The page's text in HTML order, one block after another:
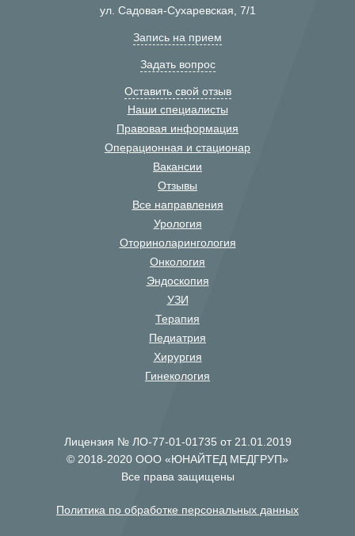
ул. Садовая-Сухаревская, 7/1
Запись на прием
Задать вопрос
Оставить свой отзыв
Наши специалисты
Правовая информация
Операционная и стационар
Вакансии
Отзывы
Все направления
Урология
Оториноларингология
Онкология
Эндоскопия
УЗИ
Терапия
Педиатрия
Хирургия
Гинекология
Лицензия № ЛО-77-01-01735 от 21.01.2019
© 2018-2020 ООО «ЮНАЙТЕД МЕДГРУП»
Все права защищены
Политика по обработке персональных данных